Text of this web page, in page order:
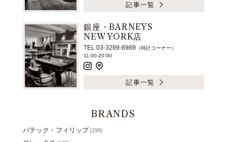
記事一覧
銀座・BARNEYS
NEW YORK店
TEL 03-3289-8989 （時計コーナー）
11:00-20:00
記事一覧
BRANDS
パテック・フィリップ(299)